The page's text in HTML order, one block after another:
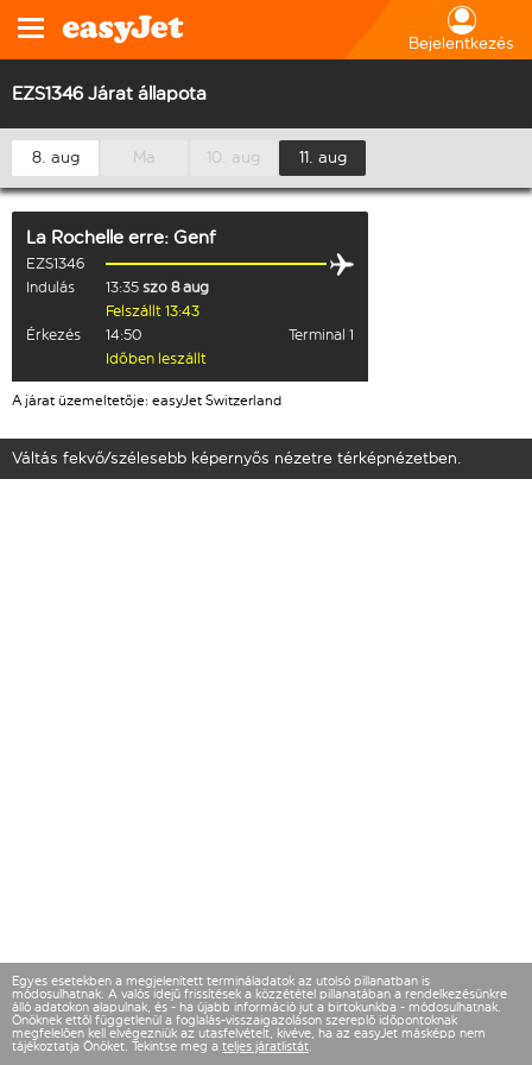
Bejelentkezés
EZS1346 Járat állapota
8. aug Ma 10. aug 11. aug
La Rochelle erre: Genf
EZS1346
Indulás
13:35 szo 8 aug
Felszállt 13:43
Érkezés
14:50
Terminal 1
Időben leszállt
A járat üzemeltetője: easyJet Switzerland
Váltás fekvő/szélesebb képernyős nézetre térképnézetben.
Egyes esetekben a megjelenített termináladatok az utolsó pillanatban is
módosulhatnak. A valós idejű frissítések a közzététel pillanatában a rendelkezésünkre
álló adatokon alapulnak, és - ha újabb információ jut a birtokunkba - módosulhatnak.
Önöknek ettől függetlenül a foglalás-visszaigazoláson szereplő időpontoknak
megfelelően kell elvégezniük az utasfelvételt, kivéve, ha az easyJet másképp nem
tájékoztatja Önöket. Tekintse meg a teljes járatlistát.